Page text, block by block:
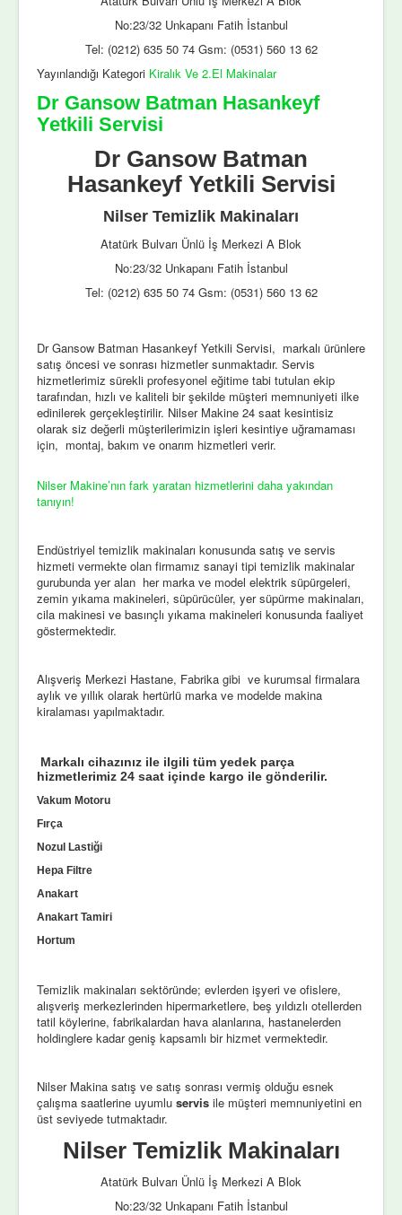
No:23/32 Unkapanı Fatih İstanbul
Tel: (0212) 635 50 74 Gsm: (0531) 560 13 62
Yayınlandığı Kategori Kiralık Ve 2.El Makinalar
Dr Gansow Batman Hasankeyf
Yetkili Servisi
Dr Gansow Batman
Hasankeyf Yetkili Servisi
Nilser Temizlik Makinaları
Atatürk Bulvarı Ünlü İş Merkezi A Blok
No:23/32 Unkapanı Fatih İstanbul
Tel: (0212) 635 50 74 Gsm: (0531) 560 13 62
Dr Gansow Batman Hasankeyf Yetkili Servisi, markalı ürünlere
satış öncesi ve sonrası hizmetler sunmaktadır. Servis
hizmetlerimiz sürekli profesyonel eğitime tabi tutulan ekip
tarafından, hızlı ve kaliteli bir şekilde müşteri memnuniyeti ilke
edinilerek gerçekleştirilir. Nilser Makine 24 saat kesintisiz
olarak siz değerli müşterilerimizin işleri kesintiye uğramaması
için, montaj, bakım ve onarım hizmetleri verir.
Nilser Makine’nın fark yaratan hizmetlerini daha yakından
tanıyın!
Endüstriyel temizlik makinaları konusunda satış ve servis
hizmeti vermekte olan firmamız sanayi tipi temizlik makinalar
gurubunda yer alan her marka ve model elektrik süpürgeleri,
zemin yıkama makineleri, süpürücüler, yer süpürme makinaları,
cila makinesi ve basınçlı yıkama makineleri konusunda faaliyet
göstermektedir.
Alışveriş Merkezi Hastane, Fabrika gibi ve kurumsal firmalara
aylık ve yıllık olarak hertürlü marka ve modelde makina
kiralaması yapılmaktadır.
Markalı cihazınız ile ilgili tüm yedek parça
hizmetlerimiz 24 saat içinde kargo ile gönderilir.
Vakum Motoru
Fırça
Nozul Lastiği
Hepa Filtre
Anakart
Anakart Tamiri
Hortum
Temizlik makinaları sektöründe; evlerden işyeri ve ofislere,
alışveriş merkezlerinden hipermarketlere, beş yıldızlı otellerden
tatil köylerine, fabrikalardan hava alanlarına, hastanelerden
holdinglere kadar geniş kapsamlı bir hizmet vermektedir.
Nilser Makina satış ve satış sonrası vermiş olduğu esnek
çalışma saatlerine uyumlu servis ile müşteri memnuniyetini en
üst seviyede tutmaktadır.
Nilser Temizlik Makinaları
Atatürk Bulvarı Ünlü İş Merkezi A Blok
No:23/32 Unkapanı Fatih İstanbul